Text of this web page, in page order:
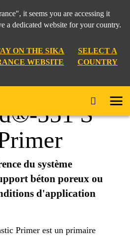
it seems you are accessing it
a dedicated website for your country.
ON THE SIKA
WEBSITE
SELECT A
COUNTRY
Sikagard®-551 S Elastic Primer
551 S
du système
béton poreux ou
d'application
Primer est un primaire